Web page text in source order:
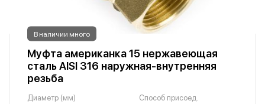
В наличии много
Муфта американка 15 нержавеющая
сталь AISI 316 наружная-внутренняя
резьба
Диаметр (мм)
Способ присоед.